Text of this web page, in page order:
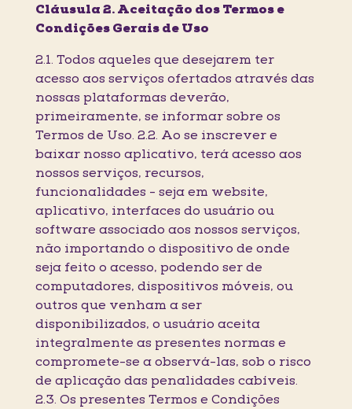
Cláusula 2. Aceitação dos Termos e
Condições Gerais de Uso
2.1. Todos aqueles que desejarem ter
acesso aos serviços ofertados através das
nossas plataformas deverão,
primeiramente, se informar sobre os
Termos de Uso. 2.2. Ao se inscrever e
baixar nosso aplicativo, terá acesso aos
nossos serviços, recursos,
funcionalidades - seja em website,
aplicativo, interfaces do usuário ou
software associado aos nossos serviços,
não importando o dispositivo de onde
seja feito o acesso, podendo ser de
computadores, dispositivos móveis, ou
outros que venham a ser
disponibilizados, o usuário aceita
integralmente as presentes normas e
compromete-se a observá-las, sob o risco
de aplicação das penalidades cabíveis.
2.3. Os presentes Termos e Condições